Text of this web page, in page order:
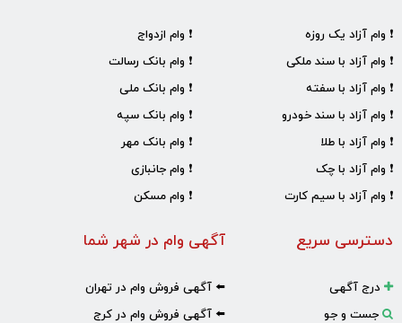
❗ وام ازدواج
❗ وام بانک رسالت
❗ وام بانک ملی
❗ وام بانک سپه
❗ وام بانک مهر
❗ وام جانبازی
❗ وام مسکن
❗ وام آزاد یک روزه
❗ وام آزاد با سند ملکی
❗ وام آزاد با سفته
❗ وام آزاد با سند خودرو
❗ وام آزاد با طلا
❗ وام آزاد با چک
❗ وام آزاد با سیم کارت
آگهی وام در شهر شما
⬅️ آگهی فروش وام در تهران
⬅️ آگهی فروش وام در کرج
دسترسی سریع
درج آگهی
جست و جو